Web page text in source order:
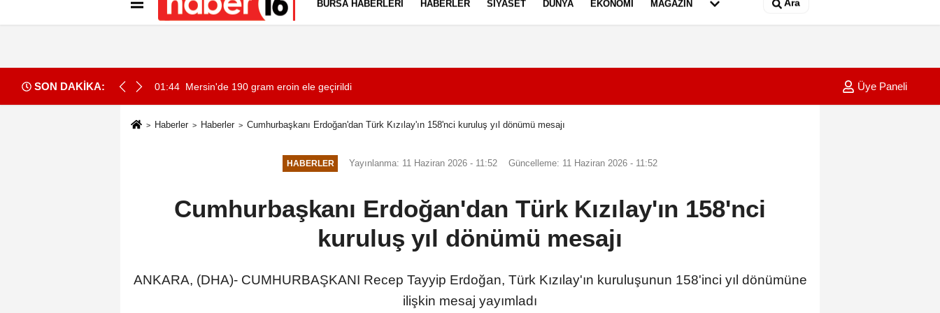
İletişim Gizlilik İlkeleri
BURSA HABERLERI HABERLER SIYASET DÜNYA EKONOMI MAGAZIN Ara
SON DAKİKA: 01:44 Mersin'de 190 gram eroin ele geçirildi 01:14
Üye Paneli
Haberler Haberler Cumhurbaşkanı Erdoğan'dan Türk Kızılay'ın 158'nci kuruluş yıl dönümü mesajı
HABERLER Yayınlanma: 11 Haziran 2026 - 11:52 Güncelleme: 11 Haziran 2026 - 11:52
Cumhurbaşkanı Erdoğan'dan Türk Kızılay'ın 158'nci
kuruluş yıl dönümü mesajı
ANKARA, (DHA)- CUMHURBAŞKANI Recep Tayyip Erdoğan, Türk Kızılay'ın kuruluşunun 158'inci yıl dönümüne
ilişkin mesaj yayımladı